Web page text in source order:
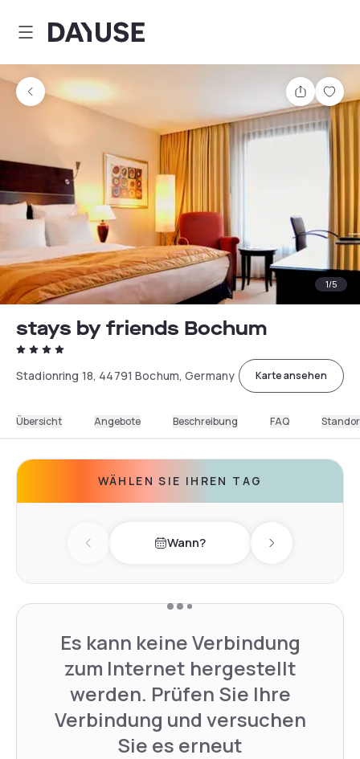
Dayuse
Teilen
1/5
stays by friends Bochum
Stadionring 18, 44791 Bochum, Germany Karte ansehen
Übersicht Angebote Beschreibung FAQ
WÄHLEN SIE IHREN TAG
Previous day Wann? Next day
Es kann keine Verbindung
zum Internet hergestellt
werden. Prüfen Sie Ihre
Verbindung und versuchen
Sie es erneut